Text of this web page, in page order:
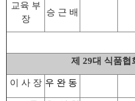
교육 부
장
승 근 배
제 29대 식품
이 사 장 우 완 동